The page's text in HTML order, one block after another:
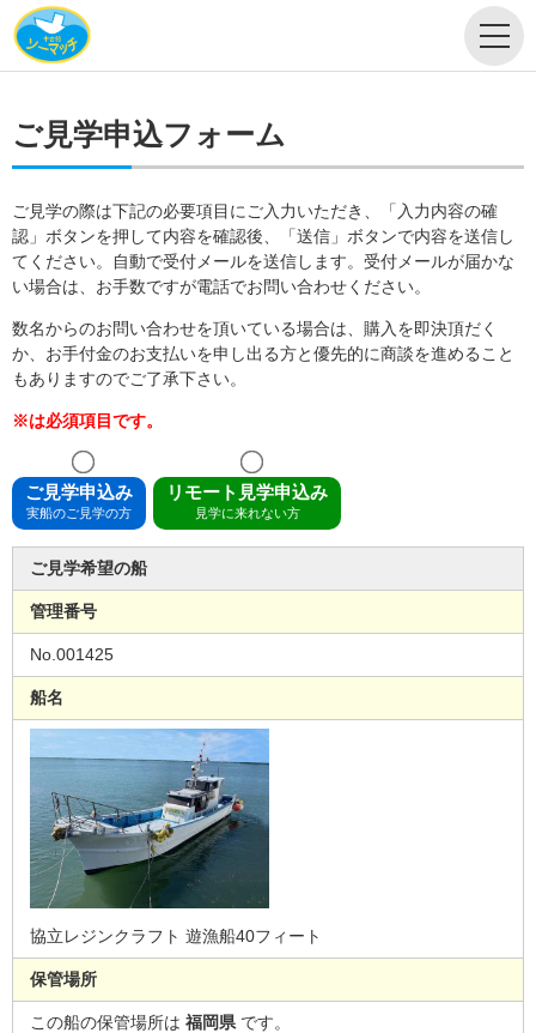
ご見学申込フォーム
ご見学の際は下記の必要項目にご入力いただき、「入力内容の確
認」ボタンを押して内容を確認後、「送信」ボタンで内容を送信し
てください。自動で受付メールを送信します。受付メールが届かな
い場合は、お手数ですが電話でお問い合わせください。
数名からのお問い合わせを頂いている場合は、購入を即決頂だく
か、お手付金のお支払いを申し出る方と優先的に商談を進めること
もありますのでご了承下さい。
※は必須項目です。
ご見学申込み
実船のご見学の方
リモート見学申込み
見学に来れない方
ご見学希望の船
管理番号
No.001425
船名
協立レジンクラフト 遊漁船40フィート
保管場所
この船の保管場所は 福岡県 です。